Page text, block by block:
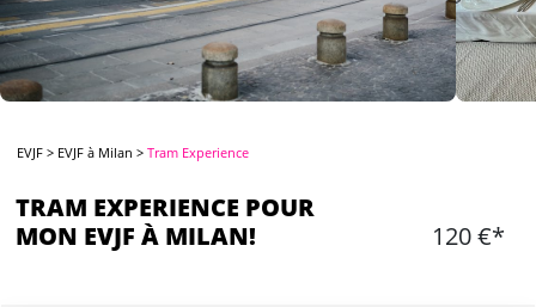
EVJF > EVJF à Milan >Tram Experience
TRAM EXPERIENCE POUR
MON EVJF À MILAN!
120 €*